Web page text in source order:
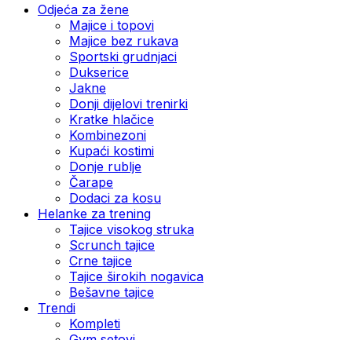
Odjeća za žene
Majice i topovi
Majice bez rukava
Sportski grudnjaci
Dukserice
Jakne
Donji dijelovi trenirki
Kratke hlačice
Kombinezoni
Kupaći kostimi
Donje rublje
Čarape
Dodaci za kosu
Helanke za trening
Tajice visokog struka
Scrunch tajice
Crne tajice
Tajice širokih nogavica
Bešavne tajice
Trendi
Kompleti